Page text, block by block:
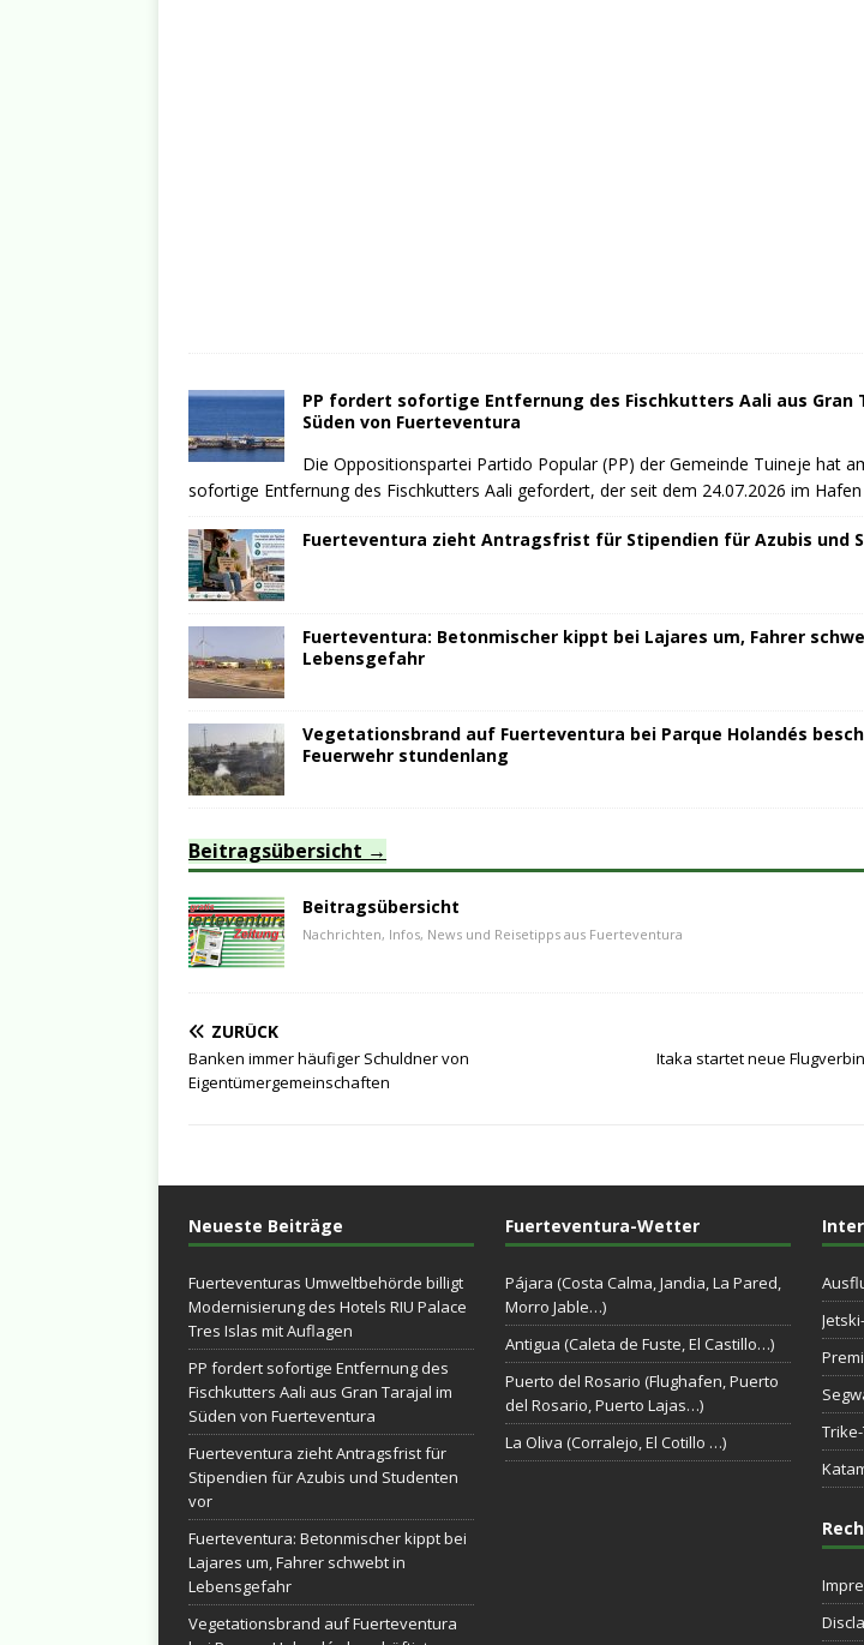
PP fordert sofortige Entfernung des Fischkutters Aali aus Gran
Süden von Fuerteventura
Die Oppositionspartei Partido Popular (PP) der Gemeinde Tuineje hat
sofortige Entfernung des Fischkutters Aali gefordert, der seit dem 24.07.2026 im
Fuerteventura zieht Antragsfrist für Stipendien für Azubis und
Fuerteventura: Betonmischer kippt bei Lajares um, Fahrer
Lebensgefahr
Vegetationsbrand auf Fuerteventura bei Parque Holandés
Feuerwehr stundenlang
Beitragsübersicht
Beitragsübersicht
Nachrichten, Infos, News und Reisetipps aus Fuerteventura
ZURÜCK
Banken immer häufiger Schuldner von
Eigentümergemeinschaften
Itaka startet neue
Neueste Beiträge
Fuerteventuras Umweltbehörde billigt
Modernisierung des Hotels RIU Palace
Tres Islas mit Auflagen
PP fordert sofortige Entfernung des
Fischkutters Aali aus Gran Tarajal im
Süden von Fuerteventura
Fuerteventura zieht Antragsfrist für
Stipendien für Azubis und Studenten
vor
Fuerteventura: Betonmischer kippt bei
Lajares um, Fahrer schwebt in
Lebensgefahr
Vegetationsbrand auf Fuerteventura
Fuerteventura-Wetter
Pájara (Costa Calma, Jandia, La Pared,
Morro Jable…)
Antigua (Caleta de Fuste, El Castillo…)
Puerto del Rosario (Flughafen, Puerto
del Rosario, Puerto Lajas…)
La Oliva (Corralejo, El Cotillo …)